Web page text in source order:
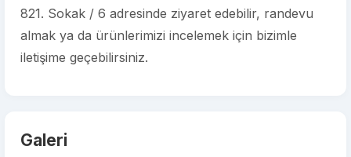
821. Sokak / 6 adresinde ziyaret edebilir, randevu
almak ya da ürünlerimizi incelemek için bizimle
iletişime geçebilirsiniz.
Galeri